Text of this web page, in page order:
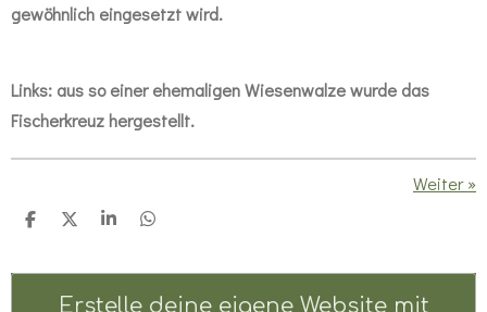
gewöhnlich eingesetzt wird.
Links: aus so einer ehemaligen Wiesenwalze wurde das
Fischerkreuz hergestellt.
Weiter»
T
l
T
l
e
T
l
T
l
Erstelle deine eigene Website mit